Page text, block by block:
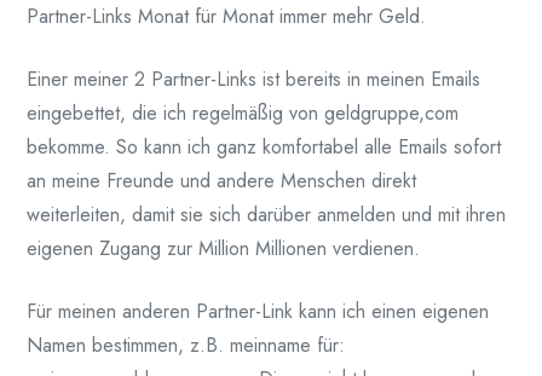
Partner-Links Monat für Monat immer mehr Geld.
Einer meiner 2 Partner-Links ist bereits in meinen Emails
eingebettet, die ich regelmäßig von geldgruppe,com
bekomme. So kann ich ganz komfortabel alle Emails sofort
an meine Freunde und andere Menschen direkt
weiterleiten, damit sie sich darüber anmelden und mit ihren
eigenen Zugang zur Million Millionen verdienen.
Für meinen anderen Partner-Link kann ich einen eigenen
Namen bestimmen, z.B. meinname für: